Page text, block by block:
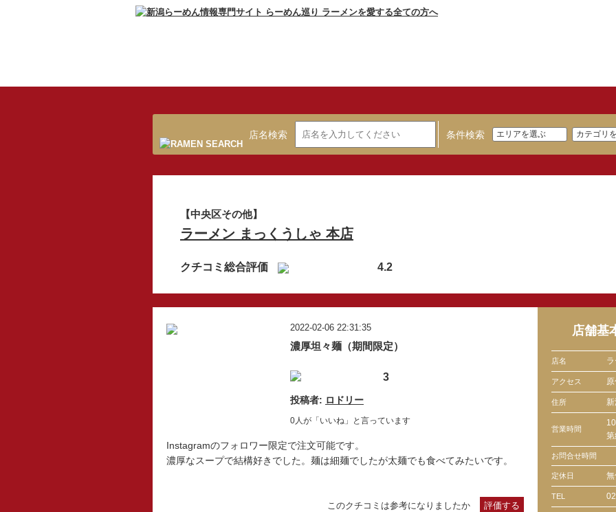
店名検索 条件検索
【中央区その他】
ラーメン まっくうしゃ 本店
クチコミ総合評価 4.2
2022-02-06 22:31:35
濃厚坦々麺（期間限定）
3
投稿者: ロドリー
0人が「いいね」と言っています
Instagramのフォロワー限定で注文可能です。
濃厚なスープで結構好きでした。麺は細麺でしたが太麺でも食べてみたいです。
このクチコミは参考になりましたか 評価する
店舗基
店名
アクセス
住所
営業時間
お問合せ時間
定休日
TEL